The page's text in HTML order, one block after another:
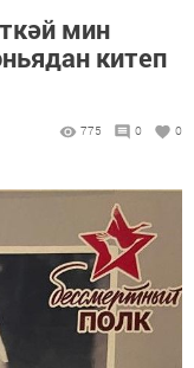
мин
китеп
775 0 0